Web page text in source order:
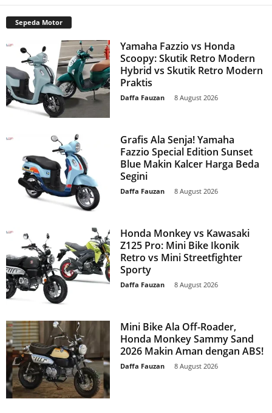
Sepeda Motor
Yamaha Fazzio vs Honda
Scoopy: Skutik Retro Modern
Hybrid vs Skutik Retro Modern
Praktis
Daffa Fauzan 8 August 2026
Grafis Ala Senja! Yamaha
Fazzio Special Edition Sunset
Blue Makin Kalcer Harga Beda
Segini
Daffa Fauzan 8 August 2026
Honda Monkey vs Kawasaki
Z125 Pro: Mini Bike Ikonik
Retro vs Mini Streetfighter
Sporty
Daffa Fauzan 8 August 2026
Mini Bike Ala Off-Roader,
Honda Monkey Sammy Sand
2026 Makin Aman dengan ABS!
Daffa Fauzan 8 August 2026